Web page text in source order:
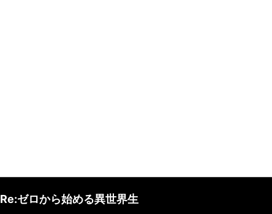
Re:ゼロから始める異世界生